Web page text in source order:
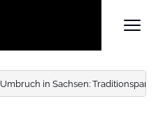
Umbruch in Sachsen: